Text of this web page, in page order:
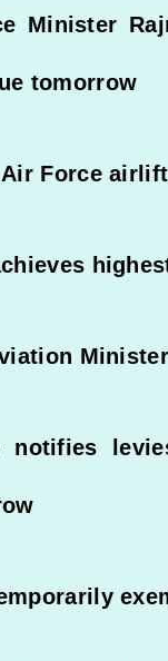
Minister
tomorrow
Force
notifies